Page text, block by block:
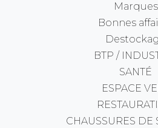
Marques
Bonnes
BTP /
SANTÉ
ESPACE
CHAUSSURES DE